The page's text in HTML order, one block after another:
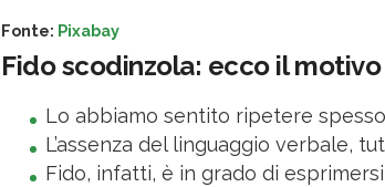
Fonte: Pixabay
Fido scodinzola: ecco il
Lo abbiamo sentito ripetere
L’assenza del linguaggio verbale,
Fido, infatti, è in grado di